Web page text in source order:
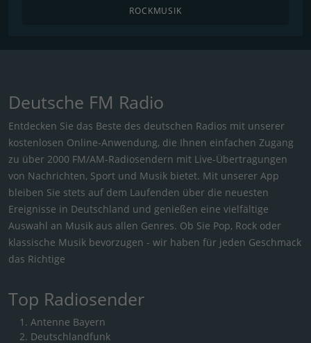
ROCKMUSIK
Deutsche FM Radio
Entdecken Sie das Beste des deutschen Radios mit unserer
kostenlosen Online-Anwendung, die Ihnen einfachen Zugang
zu über 2000 FM/AM-Radiosendern mit Live-Übertragungen
von Nachrichten, Sport und Musik bietet. Mit unserer App
bleiben Sie stets auf dem Laufenden über die neuesten
Ereignisse in Deutschland und genießen eine vielfältige
Auswahl an Musik aus allen Genres. Ob Sie Pop, Rock oder
klassische Musik bevorzugen - wir haben für jeden Geschmack
das Richtige
Top Radiosender
Antenne Bayern
Deutschlandfunk